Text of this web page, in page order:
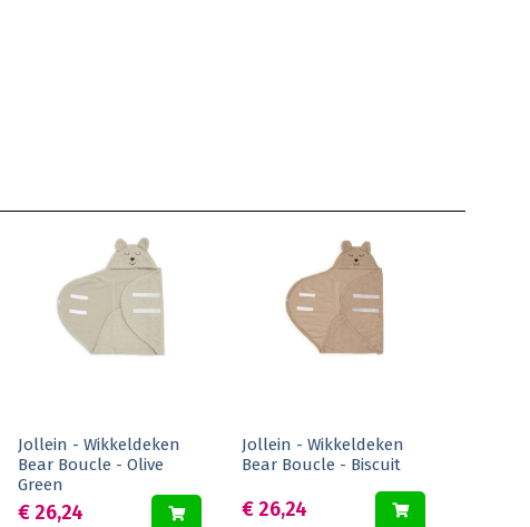
Jollein - Wikkeldeken
Bear Boucle - Olive
Green
€ 26,24
Jollein - Wikkeldeken
Bear Boucle - Biscuit
€ 26,24